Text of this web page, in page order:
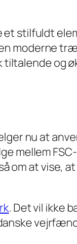
stilfuldt
moderne
tiltalende og
nu at
mellem
om at vise,
. Det vil ikke